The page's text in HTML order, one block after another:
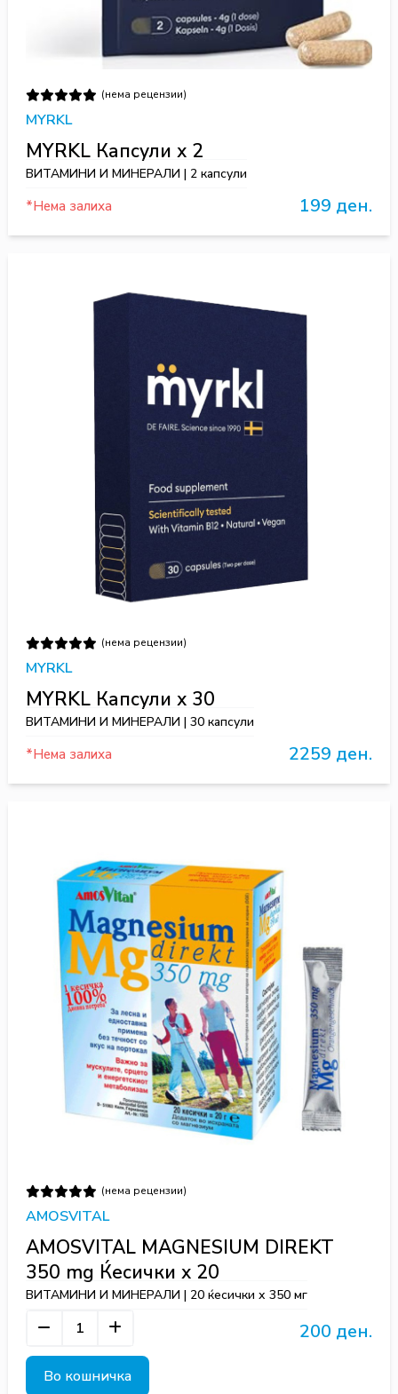
(нема рецензии)
MYRKL
MYRKL Капсули х 2
ВИТАМИНИ И МИНЕРАЛИ | 2 капсули
*Нема залиха 199 ден.
(нема рецензии)
MYRKL
MYRKL Капсули х 30
ВИТАМИНИ И МИНЕРАЛИ | 30 капсули
*Нема залиха 2259 ден.
(нема рецензии)
AMOSVITAL
AMOSVITAL MAGNESIUM DIREKT
350 mg Ќесички х 20
ВИТАМИНИ И МИНЕРАЛИ | 20 ќесички х 350 мг
200 ден.
Во кошничка